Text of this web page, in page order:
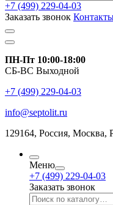
+7 (499) 229-04-03
Заказать звонок
ПН-Пт 10:00-18:00
СБ-ВС Выходной
+7 (499) 229-04-03
info@septolit.ru
129164, Россия, Москва,
Меню
+7 (499) 229-04-03
Заказать звонок